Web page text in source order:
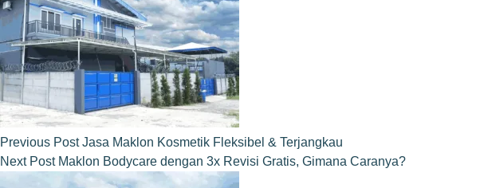
Previous Post Jasa Maklon Kosmetik Fleksibel & Terjangkau
Next Post Maklon Bodycare dengan 3x Revisi Gratis, Gimana Caranya?